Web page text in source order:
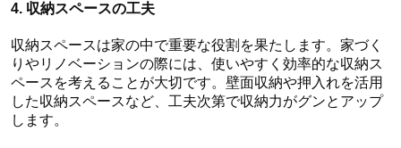
4. 収納スペースの工夫
収納スペースは家の中で重要な役割を果たします。家づく
りやリノベーションの際には、使いやすく効率的な収納ス
ペースを考えることが大切です。壁面収納や押入れを活用
した収納スペースなど、工夫次第で収納力がグンとアップ
します。